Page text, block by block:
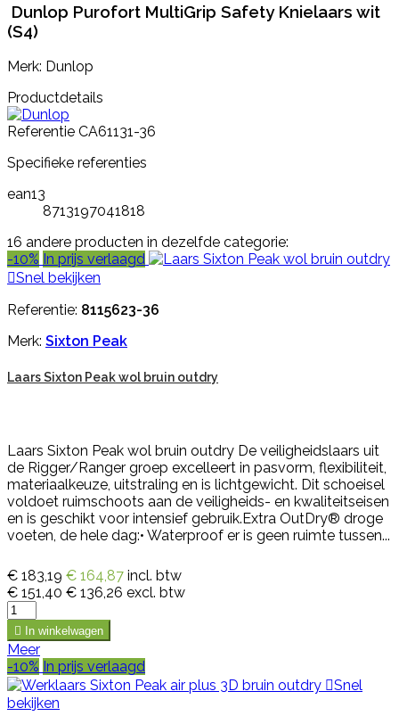
Dunlop Purofort MultiGrip Safety Knielaars wit
(S4)
Merk: Dunlop
Productdetails
Referentie CA61131-36
Specifieke referenties
ean13
8713197041818
16 andere producten in dezelfde categorie:
-10% In prijs verlaagd
Snel bekijken
Referentie: 8115623-36
Merk: Sixton Peak
Laars Sixton Peak wol bruin outdry
Laars Sixton Peak wol bruin outdry De veiligheidslaars uit
de Rigger/Ranger groep excelleert in pasvorm, flexibiliteit,
materiaalkeuze, uitstraling en is lichtgewicht. Dit schoeisel
voldoet ruimschoots aan de veiligheids- en kwaliteitseisen
en is geschikt voor intensief gebruik.Extra OutDry® droge
voeten, de hele dag:• Waterproof er is geen ruimte tussen...
€ 183,19 € 164,87 incl. btw
€ 151,40 € 136,26 excl. btw
 In winkelwagen
Meer
-10% In prijs verlaagd
Snel
bekijken